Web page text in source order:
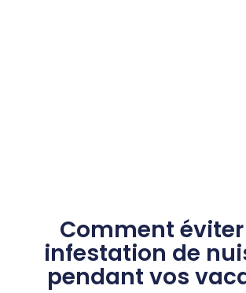
Comment
infestation de
pendant vos